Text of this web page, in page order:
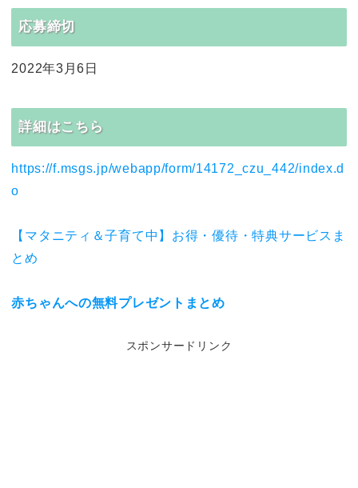
応募締切
2022年3月6日
詳細はこちら
https://f.msgs.jp/webapp/form/14172_czu_442/index.d
o
【マタニティ＆子育て中】お得・優待・特典サービスま
とめ
赤ちゃんへの無料プレゼントまとめ
スポンサードリンク